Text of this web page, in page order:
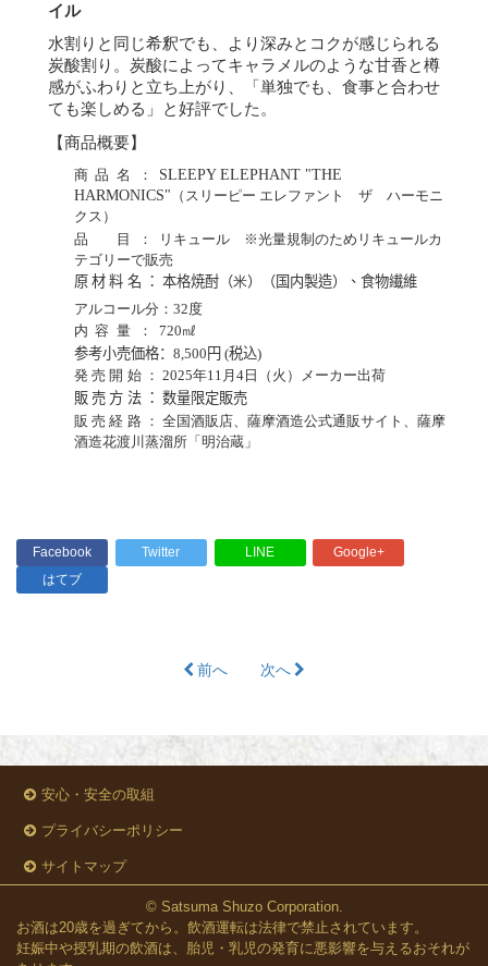
イル
水割りと同じ希釈でも、より深みとコクが感じられる
炭酸割り。炭酸によってキャラメルのような甘香と樽
感がふわりと立ち上がり、「単独でも、食事と合わせ
ても楽しめる」と好評でした。
【商品概要】
商品名： SLEEPY ELEPHANT "THE
HARMONICS" （スリーピー エレファント ザ ハーモニ
クス）
品 目：
リキュール ※光量規制のためリキュールカ
テゴリーで販売
原材料名：本格焼酎（米）（国内製造）、食物繊維
アルコール分： 32 度
内容量：720㎖
参考小売価格： 8,500 円 (税込)
発売開始：2025年11 月4 日（火）メーカー出荷
販売方法：数量限定販売
販売経路：全国酒販店、薩摩酒造公式通販サイト、薩摩
酒造花渡川蒸溜所「明治蔵」
Facebook Twitter LINE
Google+
はてブ
前へ 次へ
安心・安全の取組
プライバシーポリシー
サイトマップ
© Satsuma Shuzo Corporation.
お酒は20歳を過ぎてから。飲酒運転は法律で禁止されています。
妊娠中や授乳期の飲酒は、胎児・乳児の発育に悪影響を与えるおそれが